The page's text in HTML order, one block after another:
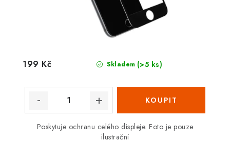
Skladem (>5 ks)
199 Kč
Poskytuje ochranu celého displeje. Foto je pouze
ilustrační